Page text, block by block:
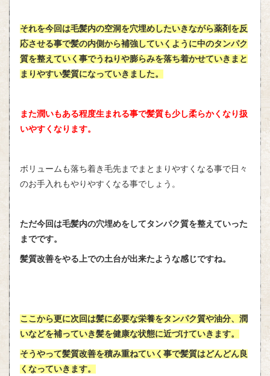
それを今回は毛髪内の空洞を穴埋めしたいきながら薬剤を反
応させる事で髪の内側から補強していくように中のタンパク
質を整えていく事でうねりや膨らみを落ち着かせていきまと
まりやすい髪質になっていきました。
また潤いもある程度生まれる事で髪質も少し柔らかくなり扱
いやすくなります。
ボリュームも落ち着き毛先までまとまりやすくなる事で日々
のお手入れもやりやすくなる事でしょう。
ただ今回は毛髪内の穴埋めをしてタンパク質を整えていった
までです。
髪質改善をやる上での土台が出来たような感じですね。
ここから更に次回は髪に必要な栄養をタンパク質や油分、潤
いなどを補っていき髪を健康な状態に近づけていきます。
そうやって髪質改善を積み重ねていく事で髪質はどんどん良
くなっていきます。